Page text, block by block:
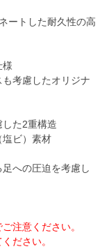
ートした耐久性の高
様
考慮したオリジナ
た2重構造
塩ビ）素材
への圧迫を考慮し
注意ください。
ださい。